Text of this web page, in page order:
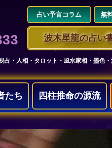
占い予言コラム 無
波木星龍の占い
占・人相・タロット・風水家相・墨色
たち 四柱推命の源流